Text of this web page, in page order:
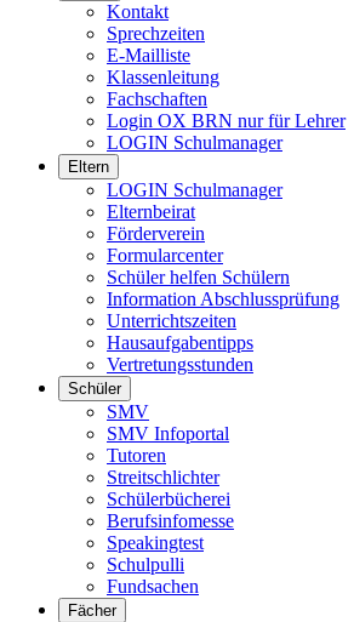
Kontakt
Sprechzeiten
E-Mailliste
Klassenleitung
Fachschaften
Login OX BRN nur für Lehrer
LOGIN Schulmanager
Eltern
LOGIN Schulmanager
Elternbeirat
Förderverein
Formularcenter
Schüler helfen Schülern
Information Abschlussprüfung
Unterrichtszeiten
Hausaufgabentipps
Vertretungsstunden
Schüler
SMV
SMV Infoportal
Tutoren
Streitschlichter
Schülerbücherei
Berufsinfomesse
Speakingtest
Schulpulli
Fundsachen
Fächer